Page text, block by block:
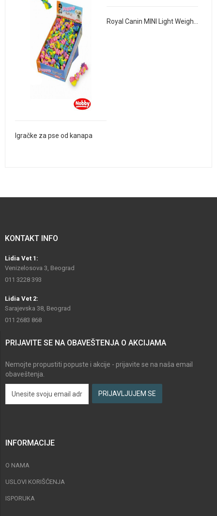
Igračke za pse od kanapa
KONTAKT INFO
Lidia Vet 1:
Venizelosova 3, Beograd
011 3228 393
Lidia Vet 2:
Sarajevska 38, Beograd
011 2683 868
PRIJAVITE SE NA OBAVEŠTENJA O AKCIJAMA
Nemojte propustiti popuste i akcije - prijavite se na naša email
obaveštenja.
INFORMACIJE
O NAMA
USLOVI KORIŠĆENJA
ISPORUKA